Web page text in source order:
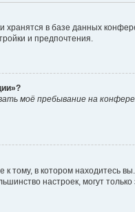
хранятся в базе данных
и предпочтения.
моё пребывание на
тому, в котором находитесь
настроек, могут